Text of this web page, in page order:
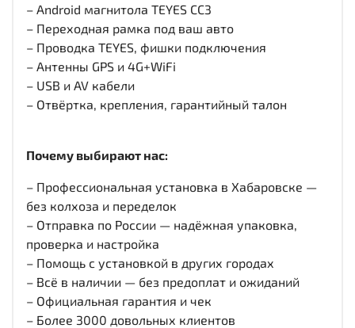
– Android магнитола TEYES CC3
– Переходная рамка под ваш авто
– Проводка TEYES, фишки подключения
– Антенны GPS и 4G+WiFi
– USB и AV кабели
– Отвёртка, крепления, гарантийный талон
Почему выбирают нас:
– Профессиональная установка в Хабаровске —
без колхоза и переделок
– Отправка по России — надёжная упаковка,
проверка и настройка
– Помощь с установкой в других городах
– Всё в наличии — без предоплат и ожиданий
– Официальная гарантия и чек
– Более 3000 довольных клиентов